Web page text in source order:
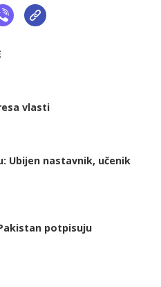
vlasti
Ubijen nastavnik, učenik
potpisuju